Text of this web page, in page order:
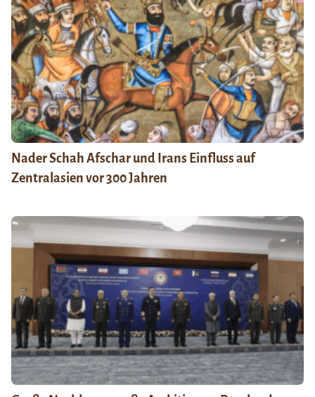
Nader Schah Afschar und Irans Einfluss auf
Zentralasien vor 300 Jahren